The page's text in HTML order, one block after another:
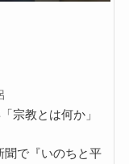
宗教とは何か」
聞で『いのちと平